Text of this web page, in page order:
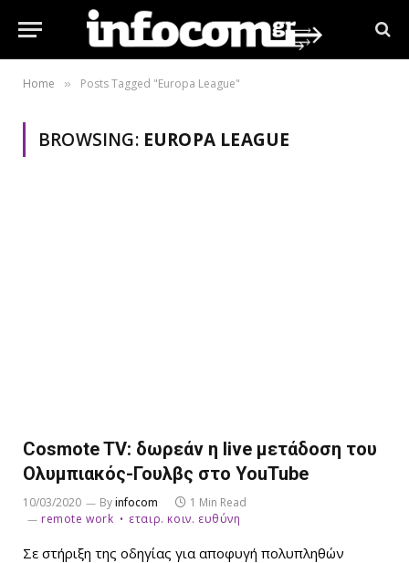
Home » Posts Tagged "Europa League"
BROWSING: EUROPA LEAGUE
Cosmote TV: δωρεάν η live μετάδοση του
Ολυμπιακός-Γουλβς στο YouTube
10/03/2020 Byinfocom
1 Min Read
remote work
εταιρ. κοιν. ευθύνη
Σε στήριξη της οδηγίας για αποφυγή πολυπληθών